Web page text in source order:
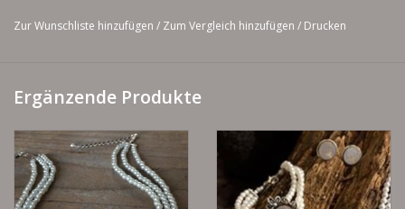
Zur Wunschliste hinzufügen / Zum Vergleich hinzufügen / Drucken
Ergänzende Produkte